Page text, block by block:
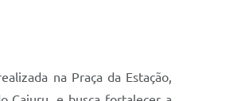
na Praça da Estação,